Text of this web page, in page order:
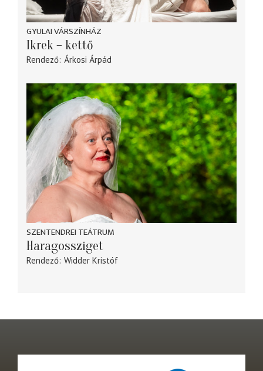
GYULAI VÁRSZÍNHÁZ
Ikrek – kettő
Rendező Árkosi Árpád
SZENTENDREI TEÁTRUM
Haragossziget
Rendező Widder Kristóf